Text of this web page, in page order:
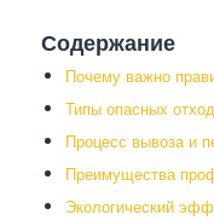
Содержание
Почему важно
Типы опасных
Процесс вывоза и
Преимущества
Экологический